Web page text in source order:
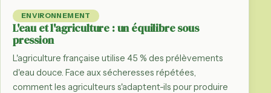
ENVIRONNEMENT
L'eau et l'agriculture : un équilibre sous
pression
L'agriculture française utilise 45 % des prélèvements
d'eau douce. Face aux sécheresses répétées,
comment les agriculteurs s'adaptent-ils pour produire